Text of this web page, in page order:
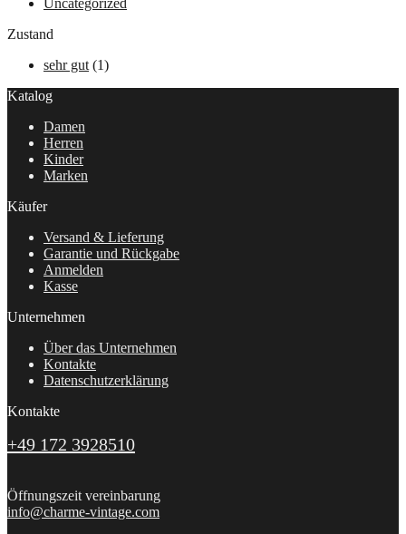
Zustand
sehr gut (1)
Katalog
Damen
Herren
Kinder
Marken
Käufer
Versand & Lieferung
Garantie und Rückgabe
Anmelden
Kasse
Unternehmen
Über das Unternehmen
Kontakte
Datenschutzerklärung
Kontakte
+49 172 3928510
Öffnungszeit vereinbarung
info@charme-vintage.com